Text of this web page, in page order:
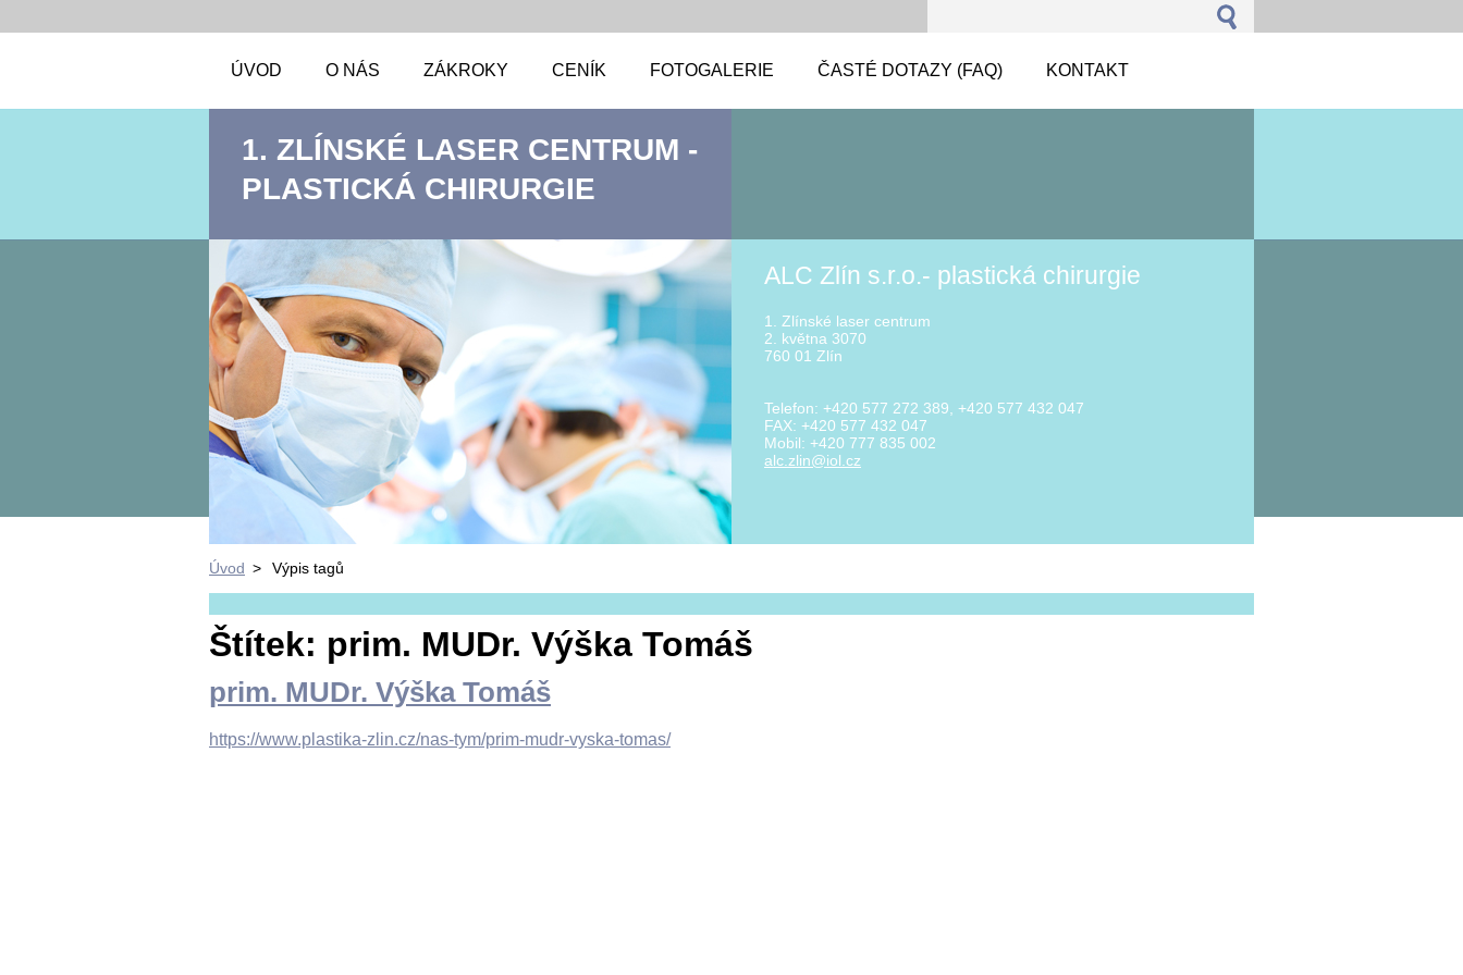
ÚVOD O NÁS ZÁKROKY CENÍK FOTOGALERIE ČASTÉ DOTAZY (FAQ) KONTAKT
1. ZLÍNSKÉ LASER CENTRUM -
PLASTICKÁ CHIRURGIE
ALC Zlín s.r.o.- plastická chirurgie
1. Zlínské laser centrum
2. května 3070
760 01 Zlín
Telefon: +420 577 272 389, +420 577 432 047
FAX: +420 577 432 047
Mobil: +420 777 835 002
alc.zlin@iol.cz
Úvod > Výpis tagů
Štítek: prim. MUDr. Výška Tomáš
prim. MUDr. Výška Tomáš
https://www.plastika-zlin.cz/nas-tym/prim-mudr-vyska-tomas/